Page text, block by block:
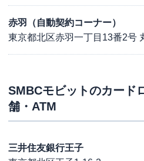
赤羽（自動契約コーナー）
東京都北区赤羽一丁目13番2号
SMBCモビットのカード
舗・ATM
三井住友銀行王子